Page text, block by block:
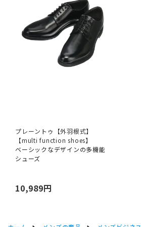
プレーントゥ【外羽根式】
【multi function shoes】
ベーシックなデザインの多機能
シューズ
10,989円